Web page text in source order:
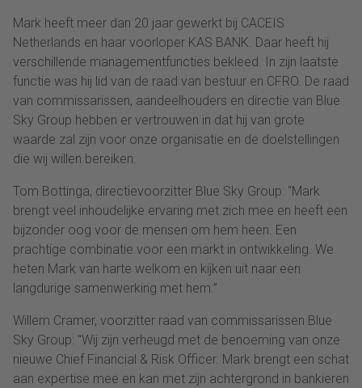
Mark heeft meer dan 20 jaar gewerkt bij CACEIS
Netherlands en haar voorloper KAS BANK. Daar heeft hij
verschillende managementfuncties bekleed. In zijn laatste
functie was hij lid van de raad van bestuur en CFRO. De raad
van commissarissen, aandeelhouders en directie van Blue
Sky Group hebben er vertrouwen in dat hij van grote
waarde zal zijn voor onze organisatie en de doelstellingen
die wij willen bereiken.
Tom Bottinga, directievoorzitter Blue Sky Group: “Mark
brengt veel inhoudelijke ervaring met zich mee en heeft een
bijzonder oog voor de mensen om hem heen. Een
prachtige combinatie voor een markt in ontwikkeling. We
heten Mark van harte welkom en kijken uit naar een
langdurige samenwerking met hem.”
Willem Cramer, voorzitter raad van commissarissen Blue
Sky Group: "Wij zijn verheugd met de benoeming van onze
nieuwe Chief Financial & Risk Officer. Mark brengt een schat
aan expertise mee en kan met zijn achtergrond in bankieren